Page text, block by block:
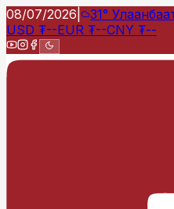
08/07/2026 31°
USD ₮--EUR ₮--CNY ₮--